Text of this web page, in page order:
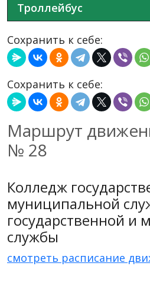
Сохранить к себе:
Сохранить к себе:
Маршрут
№ 28
Колледж
муниципальной
государственной и
службы
смотреть расписание
Троллейбус